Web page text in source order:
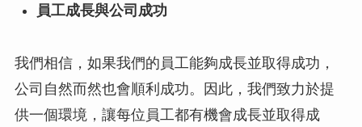
員工成長與公司成功
我們相信，如果我們的員工能夠成長並取得成功，
公司自然而然也會順利成功。因此，我們致力於提
供一個環境，讓每位員工都有機會成長並取得成